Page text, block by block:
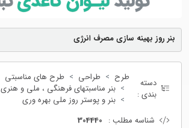
بنر روز بهینه سازی مصرف انرژی
دسته
بندی :
طرح طراحی
طرح های مناسبتی
بنر مناسبتهای فرهنگی ، ملی و هنری
بنر و پوستر روز ملی بهره وری
شناسه مطلب : 304440